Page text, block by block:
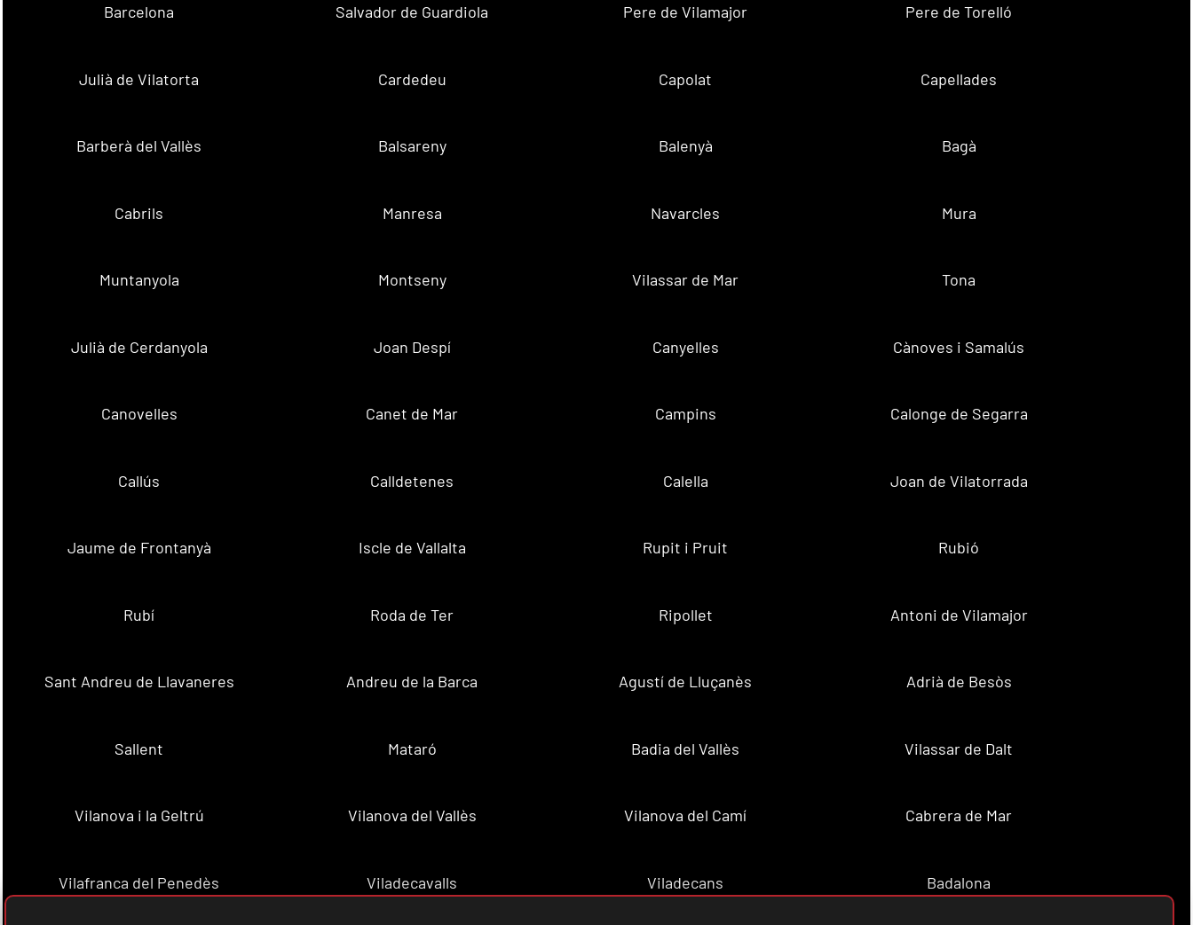
Barcelona Salvador de Guardiola Pere de Vilamajor Pere de Torelló
Julià de Vilatorta Cardedeu Capolat Capellades
Barberà del Vallès Balsareny Balenyà Bagà
Cabrils Manresa Navarcles Mura
Muntanyola Montseny Vilassar de Mar Tona
Julià de Cerdanyola Joan Despí Canyelles Cànoves i Samalús
Canovelles Canet de Mar Campins Calonge de Segarra
Callús Calldetenes Calella Joan de Vilatorrada
Jaume de Frontanyà Iscle de Vallalta Rupit i Pruit Rubió
Rubí Roda de Ter Ripollet Antoni de Vilamajor
Sant Andreu de Llavaneres Andreu de la Barca Agustí de Lluçanès Adrià de Besòs
Sallent Mataró Badia del Vallès Vilassar de Dalt
Vilanova i la Geltrú Vilanova del Vallès Vilanova del Camí Cabrera de Mar
Vilafranca del Penedès Viladecavalls Viladecans Badalona